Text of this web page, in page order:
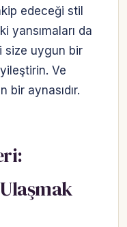
edeceği stil
yansımaları da
size uygun bir
Ve
bir aynasıdır.